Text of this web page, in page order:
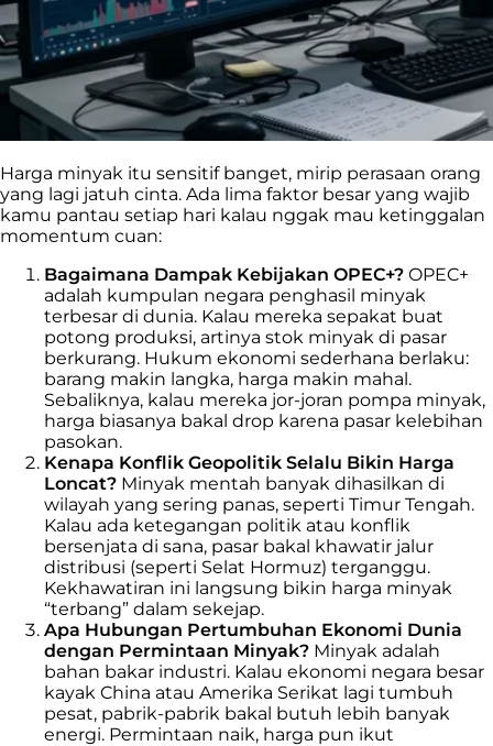
Harga minyak itu sensitif banget, mirip perasaan orang
yang lagi jatuh cinta. Ada lima faktor besar yang wajib
kamu pantau setiap hari kalau nggak mau ketinggalan
momentum cuan:
Bagaimana Dampak Kebijakan OPEC+? OPEC+
adalah kumpulan negara penghasil minyak
terbesar di dunia. Kalau mereka sepakat buat
potong produksi, artinya stok minyak di pasar
berkurang. Hukum ekonomi sederhana berlaku:
barang makin langka, harga makin mahal.
Sebaliknya, kalau mereka jor-joran pompa minyak,
harga biasanya bakal drop karena pasar kelebihan
pasokan.
Kenapa Konflik Geopolitik Selalu Bikin Harga
Loncat? Minyak mentah banyak dihasilkan di
wilayah yang sering panas, seperti Timur Tengah.
Kalau ada ketegangan politik atau konflik
bersenjata di sana, pasar bakal khawatir jalur
distribusi (seperti Selat Hormuz) terganggu.
Kekhawatiran ini langsung bikin harga minyak
“terbang” dalam sekejap.
Apa Hubungan Pertumbuhan Ekonomi Dunia
dengan Permintaan Minyak? Minyak adalah
bahan bakar industri. Kalau ekonomi negara besar
kayak China atau Amerika Serikat lagi tumbuh
pesat, pabrik-pabrik bakal butuh lebih banyak
energi. Permintaan naik, harga pun ikut